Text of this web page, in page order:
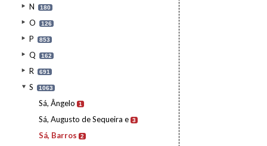
N 180
O 126
P 853
Q 162
R 691
S 1063
Sá, Ângelo 1
Sá, Augusto de Sequeira e 3
Sá, Barros 2